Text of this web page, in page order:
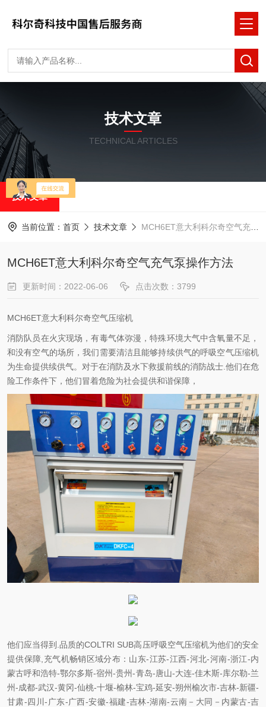
技术文章
TECHNICAL ARTICLES
技术文章
当前位置： 首页 技术文章 MCH6ET意大利科尔奇空气充气泵操作方法
MCH6ET意大利科尔奇空气充气泵操作方法
更新时间：2022-06-06 点击次数：3799
MCH6ET意大利科尔奇空气压缩机
消防队员在火灾现场，有毒气体弥漫，特殊环境大气中含氧量不足，
和没有空气的场所，我们需要清洁且能够持续供气的呼吸空气压缩机
为生命提供续供气。对于在消防及水下救援前线的消防战士.他们在危
险工作条件下，他们冒着危险为社会提供和谐保障，
他们应当得到.品质的COLTRI SUB高压呼吸空气压缩机为他们的安全
提供保障,充气机畅销区域分布：山东-江苏-江西-河北-河南-浙江-内
蒙古呼和浩特-鄂尔多斯-宿州-贵州-青岛-唐山-大连-佳木斯-库尔勒-兰
州-成都-武汉-黄冈-仙桃-十堰-榆林-宝鸡-延安-朔州榆次市-吉林-新疆-
甘肃-四川-广东-广西-安徽-福建-吉林-湖南-云南－大同－内蒙古-吉